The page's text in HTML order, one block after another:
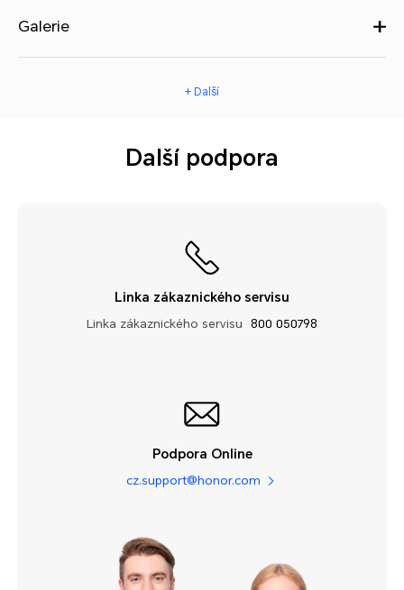
Galerie
+ Další
Další podpora
Linka zákaznického servisu
Linka zákaznického servisu 800 050798
Podpora Online
cz.support@honor.com